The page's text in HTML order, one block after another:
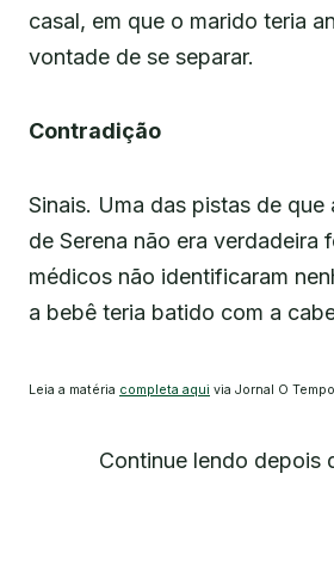
casal, em que o marido teria
vontade de se separar.
Contradição
Sinais. Uma das pistas de que
de Serena não era verdadeira
médicos não identificaram
a bebê teria batido com a
Leia a matéria completa aqui via Jornal O Tempo
Continue lendo depois